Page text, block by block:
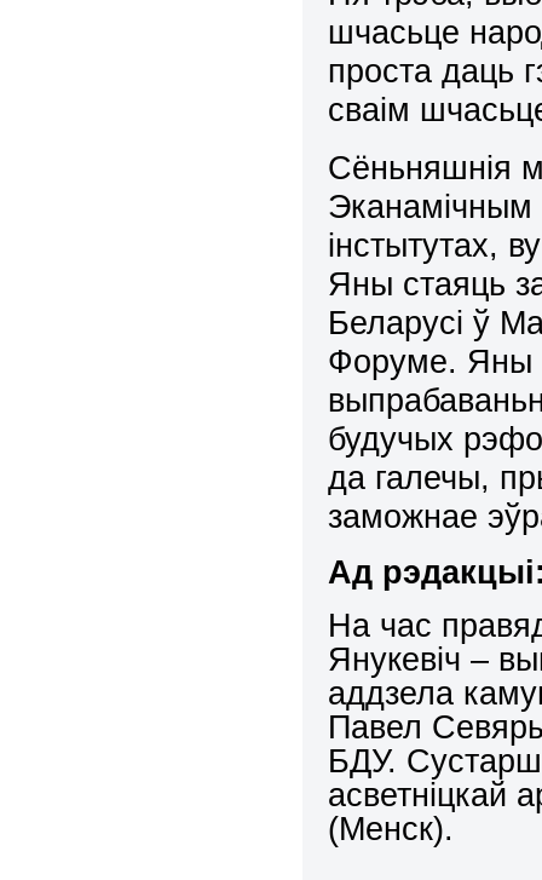
шчасьце
проста даць
сваім
Сёньняшнія
Эканамічным
інстытутах,
Яны стаяць
Беларусі ў
Форуме. Яны
будучых
да галечы,
заможнае
Ад
На час
Янукевіч –
аддзела
Павел
БДУ.
асветніцкай
(Менск).